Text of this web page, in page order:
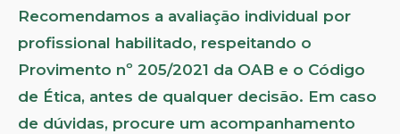
Recomendamos a avaliação individual por
profissional habilitado, respeitando o
Provimento nº 205/2021 da OAB e o Código
de Ética, antes de qualquer decisão. Em caso
de dúvidas, procure um acompanhamento